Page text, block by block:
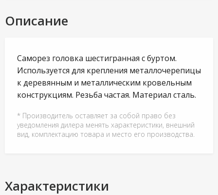
Описание
Саморез головка шестигранная с буртом.
Используется для крепления металлочерепицы
к деревянным и металлическим кровельным
конструкциям. Резьба частая. Материал сталь.
* Производитель оставляет за собой право без
уведомления дилера менять характеристики, внешний
вид, комплектацию товара и место его производства.
Характеристики